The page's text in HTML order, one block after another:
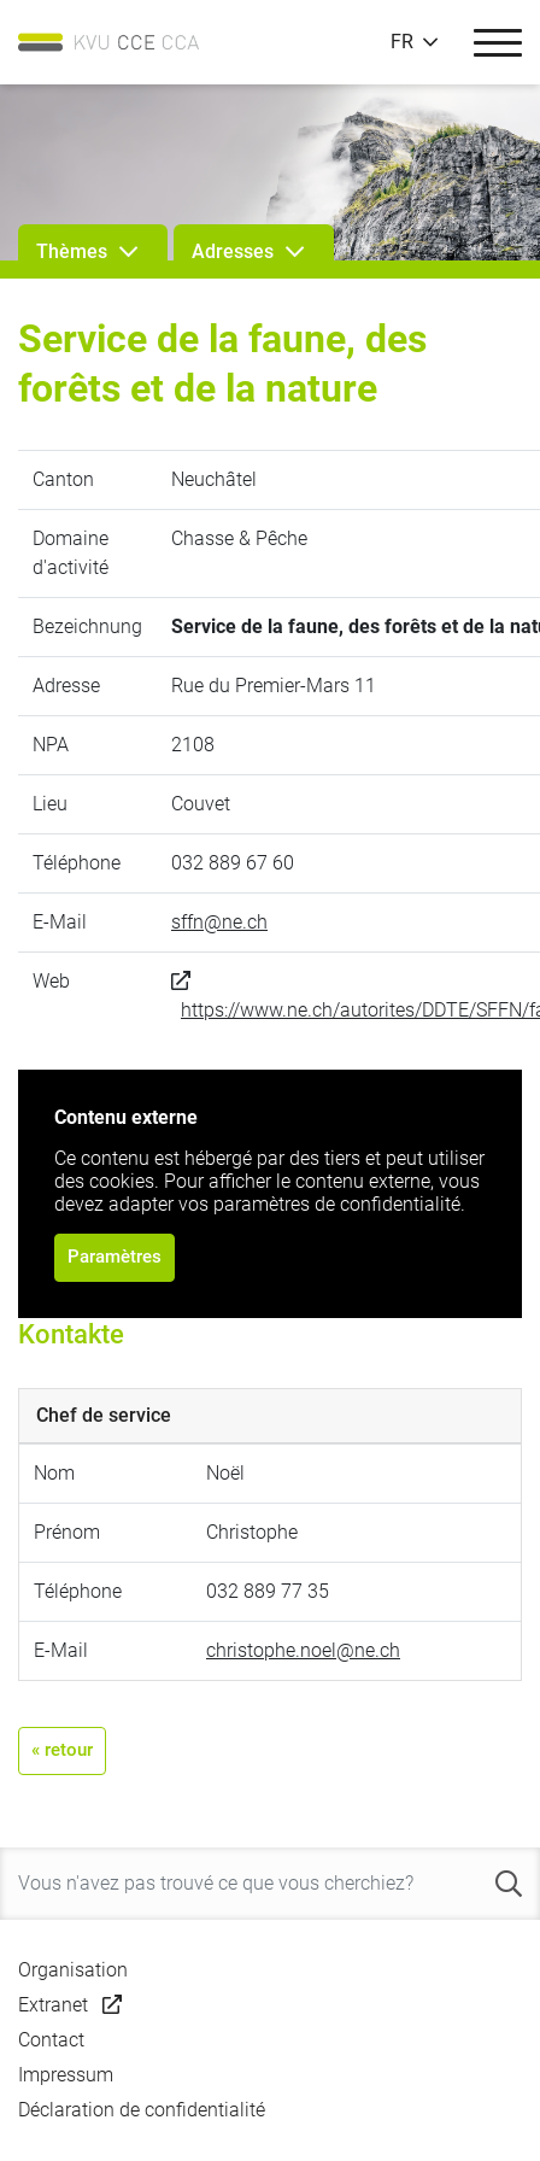
FR
Thèmes Adresses
Service de la faune, des
forêts et de la nature
Canton Neuchâtel
Domaine
d'activité
Chasse & Pêche
Bezeichnung Service de la faune, des forêts et de la
Adresse Rue du Premier-Mars 11
NPA 2108
Lieu Couvet
Téléphone 032 889 67 60
E-Mail sffn@ne.ch
Web
https://www.ne.ch/autorites/DDTE/
Contenu externe
Ce contenu est hébergé par des tiers et peut utiliser
des cookies. Pour afficher le contenu externe, vous
devez adapter vos paramètres de confidentialité.
Paramètres
Kontakte
Chef de service
Nom Noël
Prénom Christophe
Téléphone 032 889 77 35
E-Mail christophe.noel@ne.ch
« retour
Organisation
Extranet
Contact
Impressum
Déclaration de confidentialité